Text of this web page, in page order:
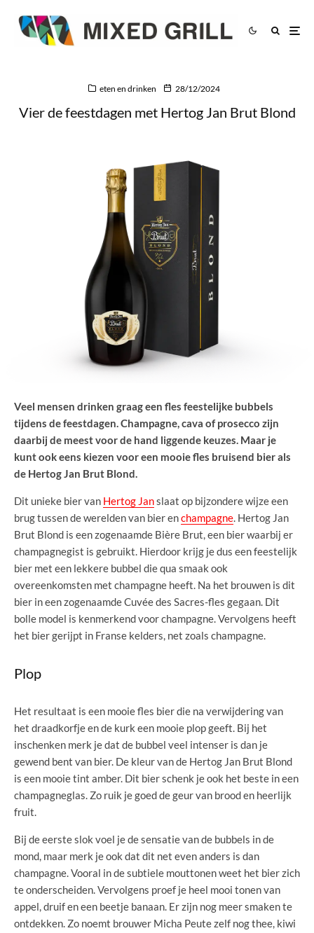
eten en drinken 28/12/2024
Vier de feestdagen met Hertog Jan Brut Blond
Veel mensen drinken graag een fles feestelijke bubbels
tijdens de feestdagen. Champagne, cava of prosecco zijn
daarbij de meest voor de hand liggende keuzes. Maar je
kunt ook eens kiezen voor een mooie fles bruisend bier als
de Hertog Jan Brut Blond.
Dit unieke bier van Hertog Janslaat op bijzondere wijze een
brug tussen de werelden van bier enchampagne. Hertog Jan
Brut Blond is een zogenaamde Bière Brut, een bier waarbij er
champagnegist is gebruikt. Hierdoor krijg je dus een feestelijk
bier met een lekkere bubbel die qua smaak ook
overeenkomsten met champagne heeft. Na het brouwen is dit
bier in een zogenaamde Cuvée des Sacres-fles gegaan. Dit
bolle model is kenmerkend voor champagne. Vervolgens heeft
het bier gerijpt in Franse kelders, net zoals champagne.
Plop
Het resultaat is een mooie fles bier die na verwijdering van
het draadkorfje en de kurk een mooie plop geeft. Bij het
inschenken merk je dat de bubbel veel intenser is dan je
gewend bent van bier. De kleur van de Hertog Jan Brut Blond
is een mooie tint amber. Dit bier schenk je ook het beste in een
champagneglas. Zo ruik je goed de geur van brood en heerlijk
fruit.
Bij de eerste slok voel je de sensatie van de bubbels in de
mond, maar merk je ook dat dit net even anders is dan
champagne. Vooral in de subtiele mouttonen weet het bier zich
te onderscheiden. Vervolgens proef je heel mooi tonen van
appel, druif en een beetje banaan. Er zijn nog meer smaken te
ontdekken. Zo noemt brouwer Micha Peute zelf nog thee, kiwi